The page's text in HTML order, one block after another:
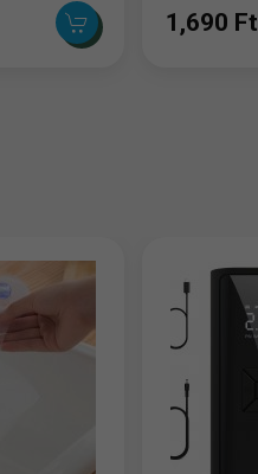
1,690 Ft